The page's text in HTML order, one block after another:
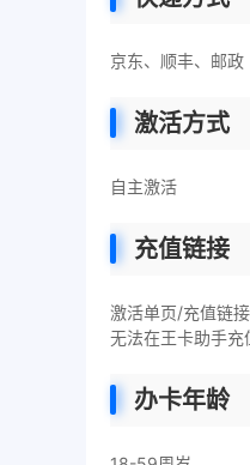
京东、顺丰、邮政
激活方式
自主激活
充值链接
激活单页/充值链
无法在王卡助手
办卡年龄